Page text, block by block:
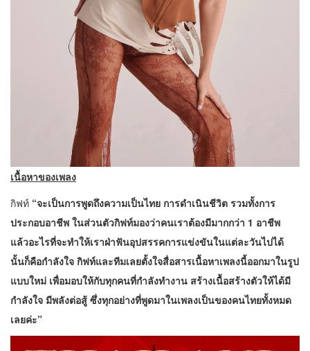
เนื้อหาของเพลง
กิฟท์ “จะเป็นการพูดถึงความเป็นไทย การดำเนินชีวิต รวมทั้งการ
ประกอบอาชีพ ในส่วนตัวกิฟท์มองว่าคนเราต้องมีมากกว่า 1 อาชีพ
แล้วอะไรที่จะทำให้เราฝ่าฟันอุปสรรคการแข่งขันในแต่ละวันไปได้
นั้นก็คือกำลังใจ กิฟท์และทีมเลยตั้งใจสื่อสารเนื้อหาเพลงนี้ออกมาในรูป
แบบใหม่ เพื่อมอบให้กับทุกคนที่กำลังทำงาน สร้างเนื้อสร้างตัวให้ได้มี
กำลังใจ มีพลังต่อสู้ ซึ่งทุกอย่างที่พูดมาในเพลงเป็นของคนไทยทั้งหมด
เลยค่ะ”